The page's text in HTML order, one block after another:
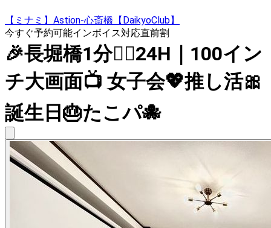
【ミナミ】Astion-心斎橋【DaikyoClub】
今すぐ予約可能インボイス対応直前割
🎉長堀橋1分🚶‍♀️24H｜100イン
チ大画面📺 女子会💖推し活🎀
誕生日🎂たこパ🐙